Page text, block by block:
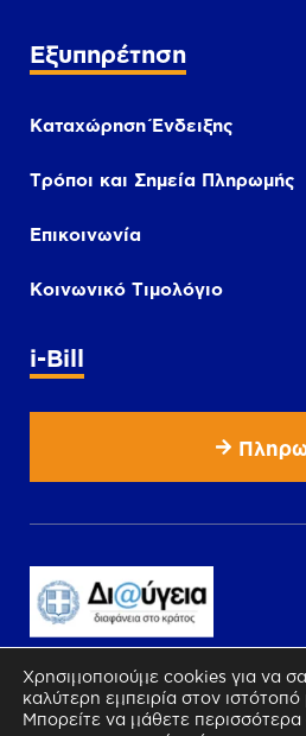
Εξυπηρέτηση
Καταχώρηση Ένδειξης
Τρόποι και Σημεία Πληρωμής
Επικοινωνία
Κοινωνικό Τιμολόγιο
i-Bill
Χρησιμοποιούμε cookies για να
καλύτερη εμπειρία στον ιστότοπό
Μπορείτε να μάθετε